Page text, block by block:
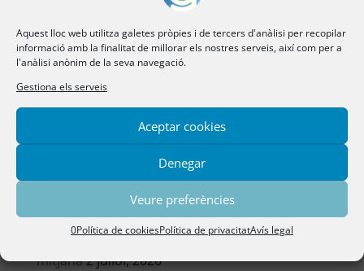
Aquest lloc web utilitza galetes pròpies i de tercers d'anàlisi per recopilar
informació amb la finalitat de millorar els nostres serveis, així com per a
l'anàlisi anònim de la seva navegació.
Gestiona els serveis
Aceptar cookies
Denegar
Veure preferències
0Política de cookiesPolítica de privacitatAvís legal
RiM
gica0
Darreres notícies
control d’abocaments i gestió d’episodis de
GICA0 obté la certificació de l’Esquema
Nacional de Seguretat (ENS) en categoria
mitjana2 juliol, 2026